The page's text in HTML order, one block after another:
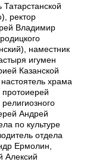
ректор
Владимир
наместник
игумен
Казанской
храма
протоиерей
Андрей
по культуре
отдела
Ермолин,
Алексий